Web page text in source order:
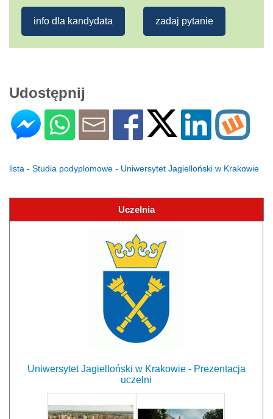
info dla kandydata zadaj pytanie
Udostępnij
lista - Studia podyplomowe - Uniwersytet Jagielloński w Krakowie
Uczelnia
Uniwersytet Jagielloński w Krakowie - Prezentacja
uczelni